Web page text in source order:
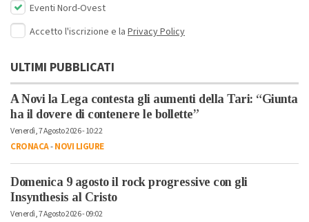
Eventi Nord-Ovest
Accetto l'iscrizione e la Privacy Policy
ULTIMI PUBBLICATI
A Novi la Lega contesta gli aumenti della Tari: “Giunta
ha il dovere di contenere le bollette”
Venerdì, 7 Agosto 2026 - 10:22
CRONACA-NOVI LIGURE
Domenica 9 agosto il rock progressive con gli
Insynthesis al Cristo
Venerdì, 7 Agosto 2026 - 09:02